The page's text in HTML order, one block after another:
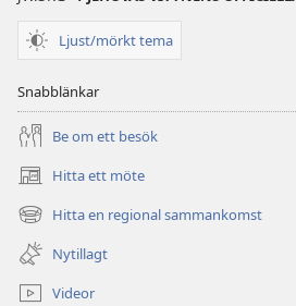
Ljust/mörkt tema
Snabblänkar
Be om ett besök
Hitta ett möte
(öppnar
nytt
fönster)
Hitta en regional sammankomst
(öppnar
nytt
fönster)
Nytillagt
Videor